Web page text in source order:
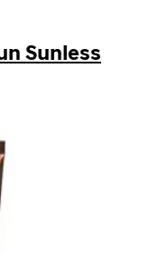
Sunless